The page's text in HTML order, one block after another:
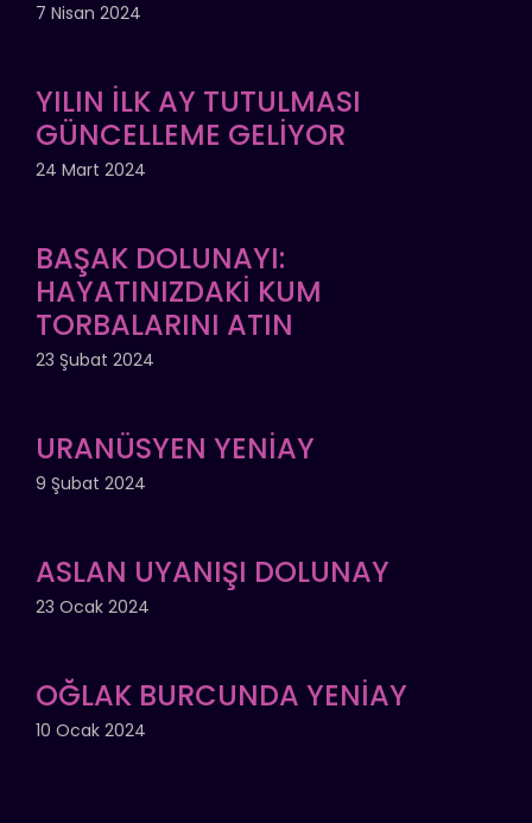
7 Nisan 2024
YILIN İLK AY TUTULMASI
GÜNCELLEME GELİYOR
24 Mart 2024
BAŞAK DOLUNAYI:
HAYATINIZDAKİ KUM
TORBALARINI ATIN
23 Şubat 2024
URANÜSYEN YENİAY
9 Şubat 2024
ASLAN UYANIŞI DOLUNAY
23 Ocak 2024
OĞLAK BURCUNDA YENİAY
10 Ocak 2024